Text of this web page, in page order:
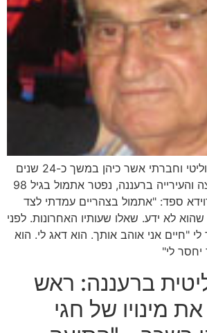
יוסי רביד ז"ל, פעיל פוליטי וחברתי אשר כיהן במשך כ-24 שנים
בתפקיד מזכיר המועצה והעירייה ברעננה, נפטר אתמול בגיל 98
ספד: "אתמול בצהריים עמדתי לצד
לא ידע. שאלו שעותיו האחרונות. לפני
"חיים אני אוהב אותך. הוא דאג לי. הוא
יחסר לי"
ברעננה: ראש
מינויו של חגי